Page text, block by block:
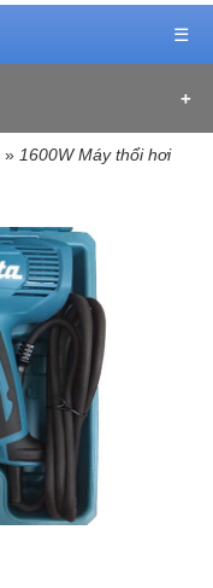
☰
5 triệu - 10
triệu VNĐ
(1)
» 1600W Máy thổi hơi